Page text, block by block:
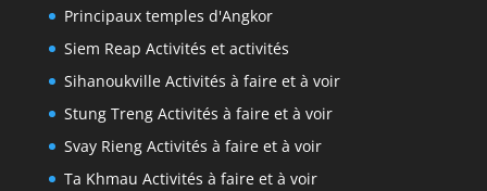
Principaux temples d'Angkor
Siem Reap Activités et activités
Sihanoukville Activités à faire et à voir
Stung Treng Activités à faire et à voir
Svay Rieng Activités à faire et à voir
Ta Khmau Activités à faire et à voir